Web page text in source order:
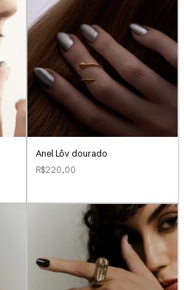
Anel Lôv dourado
R$220,00